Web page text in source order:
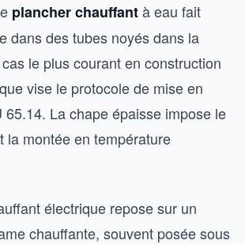
plancher chauffantà eau fait
dans des tubes noyés dans la
le plus courant en construction
vise le protocole de mise en
65.14. La chape épaisse impose le
la montée en température
électrique repose sur un
chauffante, souvent posée sous